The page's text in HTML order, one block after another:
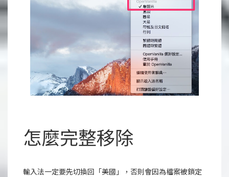
怎麼完整移除
輸入法一定要先切換回「美國」，否則會因為檔案被鎖定